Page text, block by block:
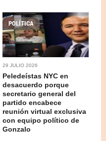
POLÍTICA
29 JULIO 2026
Peledeístas NYC en
desacuerdo porque
secretario general del
partido encabece
reunión virtual exclusiva
con equipo político de
Gonzalo